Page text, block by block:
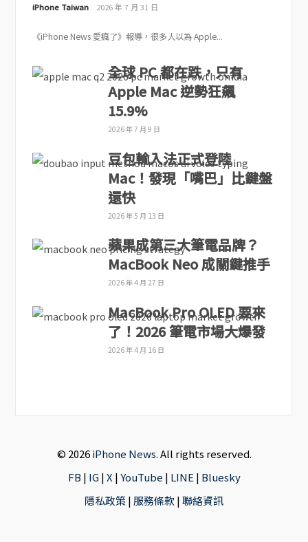
iPhone Taiwan 2026 年 7 月 31 日
《iPhone News 愛瘋了》報導，很多人以為 Apple...
全球 PC 都在跌，只有
Apple Mac 逆勢狂飆
15.9%
2026 年 7 月 9 日
豆包輸入法正式登陸
Mac！發現「嘴巴」比鍵盤
還快
2026 年 5 月 13 日
蘋果成第三大筆電品牌？
MacBook Neo 成關鍵推手
2026 年 4 月 27 日
MacBook Pro OLED 要來
了！2026 筆電市場大爆發
2026 年 4 月 16 日
© 2026iPhone News. All rights reserved.
FB | IG|X |YouTube | LINE | Bluesky
隱私政策| 服務條款|聯絡資訊